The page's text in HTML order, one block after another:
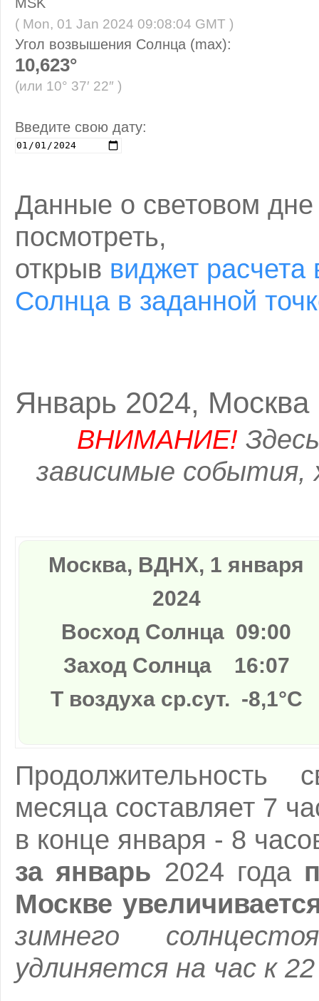
( Mon, 01 Jan 2024 09:08:04 GMT )
Угол возвышения Солнца (max):
10,623°
(или 10° 37′ 22″ )
Введите свою дату:
Данные о световом
посмотреть,
открыв виджет
Солнца в заданной
Январь 2024, Москва
ВНИМАНИЕ!
зависимые события,
Москва, ВДНХ, 1 января
2024
Восход Солнца 09:00
Заход Солнца 16:07
Т воздуха ср.сут. -8,1°C
месяца составляет 7
в конце января - 8
за январь 2024 года
Москве
зимнего
удлиняется на час к